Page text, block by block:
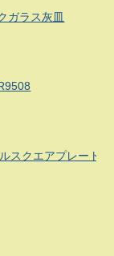
ガラス灰皿
スクエアプレート